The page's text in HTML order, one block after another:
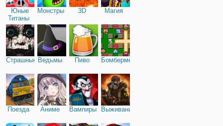
Юные
Титаны
Монстры 3D Магия
Страшные Ведьмы Пиво Бомбермен
Поезда Аниме Вампиры Выживание